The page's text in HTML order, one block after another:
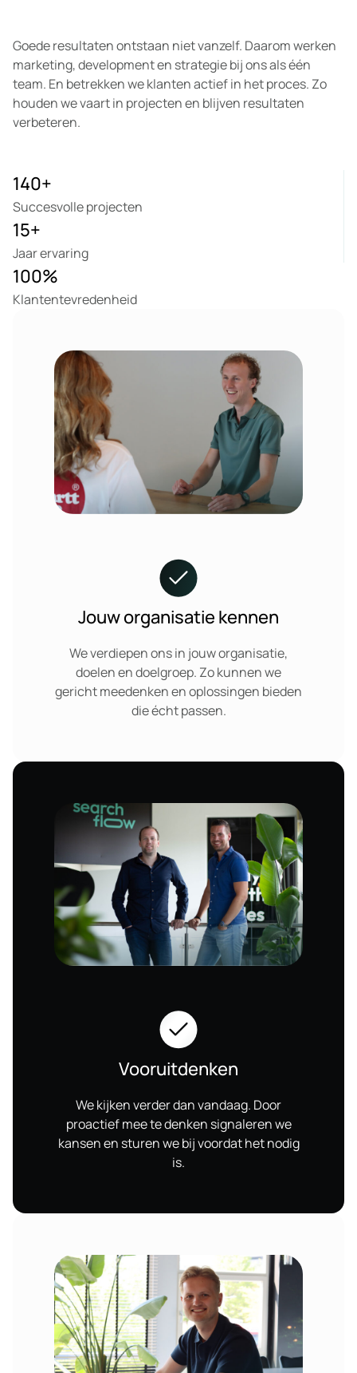
Goede resultaten ontstaan niet vanzelf. Daarom werken
marketing, development en strategie bij ons als één
team. En betrekken we klanten actief in het proces. Zo
houden we vaart in projecten en blijven resultaten
verbeteren.
Succesvolle projecten
140+
Jaar ervaring
15+
Klantentevredenheid
100%
Jouw organisatie kennen
We verdiepen ons in jouw organisatie,
doelen en doelgroep. Zo kunnen we
gericht meedenken en oplossingen bieden
die écht passen.
Vooruitdenken
We kijken verder dan vandaag. Door
proactief mee te denken signaleren we
kansen en sturen we bij voordat het nodig
is.